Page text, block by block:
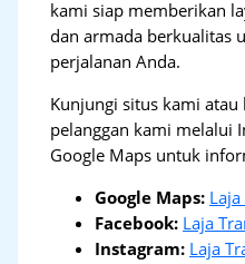
kami siap memberikan
dan armada berkualitas
perjalanan Anda.
Kunjungi situs kami atau
pelanggan kami melalui
Google Maps untuk
Google Maps:
Facebook: Laja
Instagram: Laja